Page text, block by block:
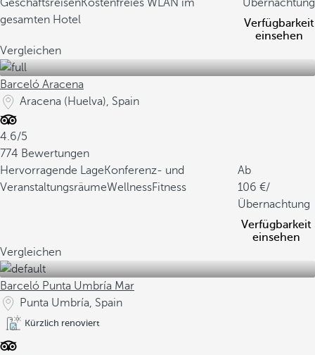
GeschäftsreisenKostenfreies WLAN im
gesamten Hotel
Übernachtung
Verfügbarkeit
einsehen
Vergleichen
Barceló Aracena
Aracena (Huelva), Spain
4.6/5
774 Bewertungen
Hervorragende LageKonferenz- und
VeranstaltungsräumeWellnessFitness
Ab
106
/
Übernachtung
Verfügbarkeit
einsehen
Vergleichen
Barceló Punta Umbría Mar
Punta Umbría, Spain
Kürzlich renoviert